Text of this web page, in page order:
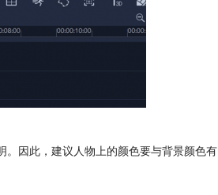
。因此，建议人物上的颜色要与背景颜色有